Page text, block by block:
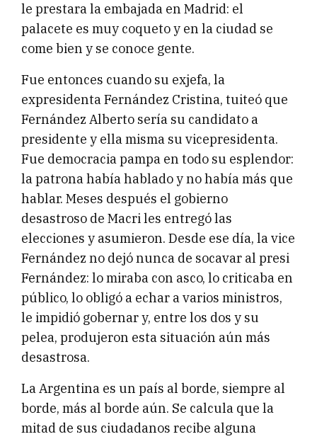
le prestara la embajada en Madrid: el
palacete es muy coqueto y en la ciudad se
come bien y se conoce gente.
Fue entonces cuando su exjefa, la
expresidenta Fernández Cristina, tuiteó que
Fernández Alberto sería su candidato a
presidente y ella misma su vicepresidenta.
Fue democracia pampa en todo su esplendor:
la patrona había hablado y no había más que
hablar. Meses después el gobierno
desastroso de Macri les entregó las
elecciones y asumieron. Desde ese día, la vice
Fernández no dejó nunca de socavar al presi
Fernández: lo miraba con asco, lo criticaba en
público, lo obligó a echar a varios ministros,
le impidió gobernar y, entre los dos y su
pelea, produjeron esta situación aún más
desastrosa.
La Argentina es un país al borde, siempre al
borde, más al borde aún. Se calcula que la
mitad de sus ciudadanos recibe alguna